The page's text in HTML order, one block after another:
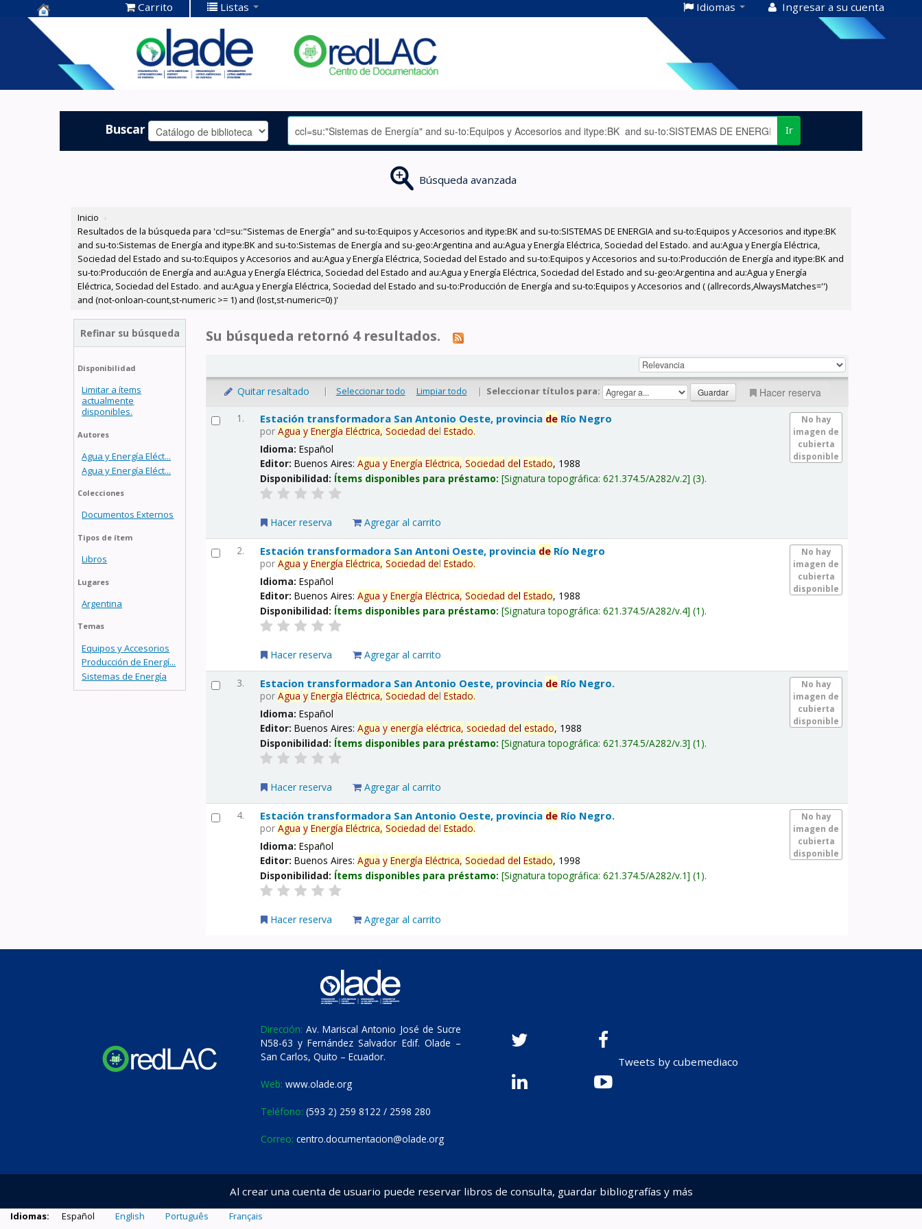
Centro de
Documentación
OLADE -
Carrito Listas Idiomas Ingresar a su cuenta
Buscar Ir
Búsqueda avanzada
Inicio ›
Resultados de la búsqueda para 'ccl=su:"Sistemas de Energía" and su-to:Equipos y Accesorios and itype:BK and su-to:SISTEMAS DE ENERGIA and su-to:Equipos y Accesorios and itype:BK
and su-to:Sistemas de Energía and itype:BK and su-to:Sistemas de Energía and su-geo:Argentina and au:Agua y Energía Eléctrica, Sociedad del Estado. and au:Agua y Energía Eléctrica,
Sociedad del Estado and su-to:Equipos y Accesorios and au:Agua y Energía Eléctrica, Sociedad del Estado and su-to:Equipos y Accesorios and su-to:Producción de Energía and itype:BK and
su-to:Producción de Energía and au:Agua y Energía Eléctrica, Sociedad del Estado and au:Agua y Energía Eléctrica, Sociedad del Estado and su-geo:Argentina and au:Agua y Energía
Eléctrica, Sociedad del Estado. and au:Agua y Energía Eléctrica, Sociedad del Estado and su-to:Producción de Energía and su-to:Equipos y Accesorios and ( (allrecords,AlwaysMatches='')
and (not-onloan-count,st-numeric >= 1) and (lost,st-numeric=0) )'
Refinar su búsqueda
Disponibilidad
Limitar a ítems
actualmente
disponibles.
Autores
Agua y Energía Eléct...
Agua y Energía Eléct...
Colecciones
Documentos Externos
Tipos de ítem
Libros
Lugares
Argentina
Temas
Equipos y Accesorios
Producción de Energí...
Sistemas de Energía
Su búsqueda retornó 4 resultados.
Quitar resaltado | Seleccionar todo Limpiar todo | Seleccionar títulos para: Hacer reserva
1.
No hay
imagen de
cubierta
disponible
Estación transformadora San Antonio Oeste, provincia de Río Negro
porAgua y Energía Eléctrica, Sociedad delEstado.
Idioma:Español
Editor:Buenos Aires:Agua y Energía Eléctrica, Sociedad delEstado, 1988
Disponibilidad: Ítems disponibles para préstamo: Signatura topográfica:621.374.5/A282/v.2 (3).
Hacer reserva Agregar al carrito
2.
No hay
imagen de
cubierta
disponible
Estación transformadora San Antoni Oeste, provincia de Río Negro
porAgua y Energía Eléctrica, Sociedad delEstado.
Idioma:Español
Editor:Buenos Aires:Agua y Energía Eléctrica, Sociedad delEstado, 1988
Disponibilidad: Ítems disponibles para préstamo: Signatura topográfica:621.374.5/A282/v.4 (1).
Hacer reserva Agregar al carrito
3.
No hay
imagen de
cubierta
disponible
Estacion transformadora San Antonio Oeste, provincia de Río Negro.
porAgua y Energía Eléctrica, Sociedad delEstado.
Idioma:Español
Editor:Buenos Aires:Agua y energía eléctrica, sociedad delestado, 1988
Disponibilidad: Ítems disponibles para préstamo: Signatura topográfica:621.374.5/A282/v.3 (1).
Hacer reserva Agregar al carrito
4.
No hay
imagen de
cubierta
disponible
Estación transformadora San Antonio Oeste, provincia de Río Negro.
porAgua y Energía Eléctrica, Sociedad delEstado.
Idioma:Español
Editor:Buenos Aires:Agua y Energía Eléctrica, Sociedad delEstado, 1998
Disponibilidad: Ítems disponibles para préstamo: Signatura topográfica:621.374.5/A282/v.1 (1).
Hacer reserva Agregar al carrito
Dirección: Av. Mariscal Antonio José de Sucre
N58-63 y Fernández Salvador Edif. Olade –
San Carlos, Quito – Ecuador.
Web: www.olade.org
Teléfono: (593 2) 259 8122 / 2598 280
Correo: centro.documentacion@olade.org
Tweets by cubemediaco
Al crear una cuenta de usuario puede reservar libros de consulta, guardar bibliografías y más
Idiomas: Español English Português Français